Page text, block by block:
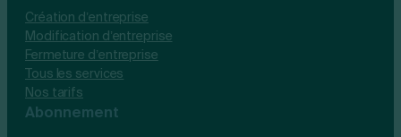
Création d’entreprise
Modification d’entreprise
Fermeture d’entreprise
Tous les services
Nos tarifs
Abonnement